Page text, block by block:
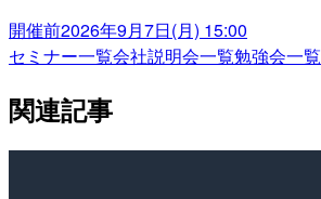
開催前2026年9月7日(月) 15:00
セミナー一覧会社説明会一覧勉強会一覧
関連記事